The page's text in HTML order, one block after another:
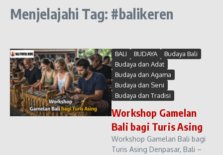
Menjelajahi Tag: #balikeren
BALI BUDAYA
Budaya Bali
Budaya dan Adat
Budaya dan Agama
Budaya dan Seni
Budaya dan Tradisi
Workshop Gamelan
Bali bagi Turis Asing
Workshop Gamelan Bali bagi
Turis Asing Denpasar, Bali –